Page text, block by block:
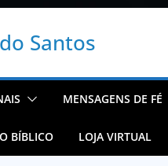
Santos
MENSAGENS DE FÉ
BÍBLICO LOJA VIRTUAL